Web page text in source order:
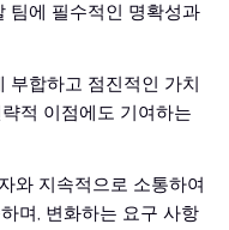
팀에 필수적인 명확성과
부합하고 점진적인 가치
적 이점에도 기여하는
와 지속적으로 소통하여
며, 변화하는 요구 사항